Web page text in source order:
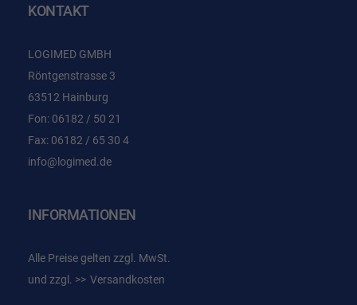
KONTAKT
LOGIMED GMBH
Röntgenstrasse 3
63512 Hainburg
Fon: 06182 / 50 21
Fax: 06182 / 65 30 4
info@logimed.de
INFORMATIONEN
Alle Preise gelten zzgl. MwSt.
und zzgl.
Versandkosten